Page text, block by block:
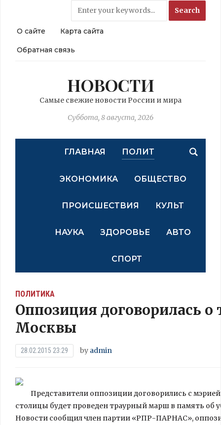
О сайте Карта сайта
Обратная связь
НОВОСТИ
Самые свежие новости России и мира
Суббота, 8 августа, 2026
ГЛАВНАЯ ПОЛИТ
ЭКОНОМИКА ОБЩЕСТВО
ПРОИСШЕСТВИЯ КУЛЬТ
НАУКА ЗДОРОВЬЕ АВТО
СПОРТ
ПОЛИТИКА
Оппозиция договорилась
Москвы
28.02.2015 23:29 by admin
Представители оппозиции договорились с
столицы будет проведен траурный марш в память об
Новости сообщил член партии «РПР-ПАРНАС»,